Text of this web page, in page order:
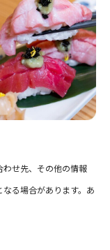
せ先、その他の情報
る場合があります。あ